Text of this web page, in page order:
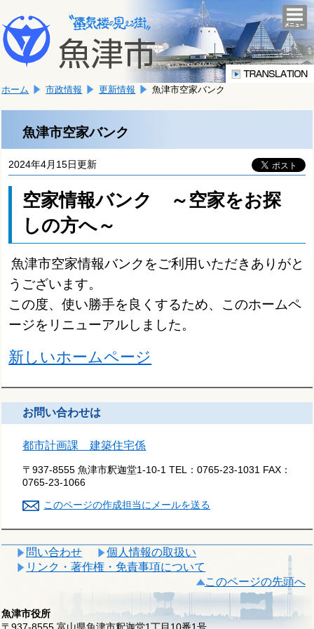
文
へ
移
ま
す。
こ
か
文
ホーム 市政情報 更新情報 魚津市空家バンク
魚津市空家バンク
2024年4月15日更新
空家情報バンク ～空家をお探
しの方へ～
魚津市空家情報バンクをご利用いただきありがと
うございます。
この度、使い勝手を良くするため、このホームペ
ージをリニューアルしました。
新しいホームページ
お問い合わせは
都市計画課 建築住宅係
〒937-8555 魚津市釈迦堂1-10-1 TEL：0765-23-1031 FAX：
0765-23-1066
このページの作成担当にメールを送る
問い合わせ
個人情報の取扱い
リンク・著作権・免責事項について
このページの先頭へ
魚津市役所
〒937-8555 富山県魚津市釈迦堂1丁目10番1号